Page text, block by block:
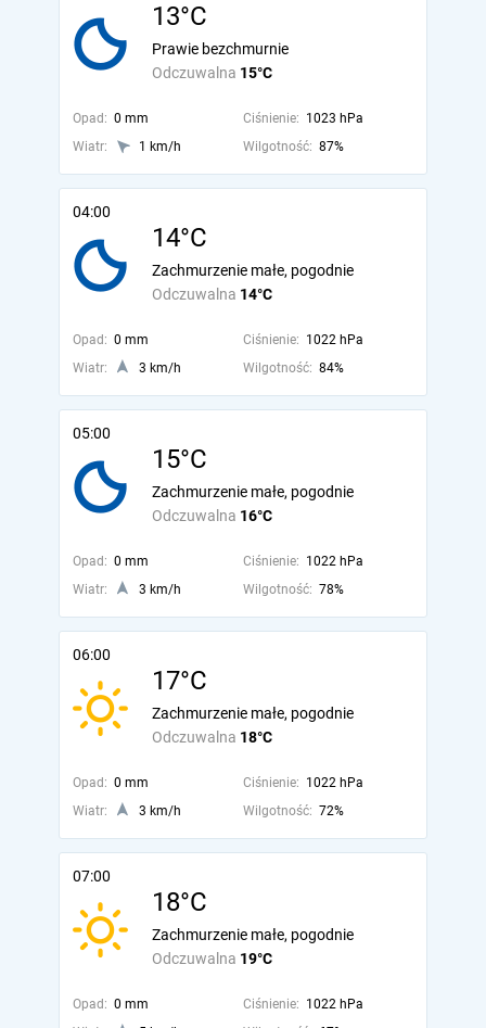
13°C
Odczuwalna 15°C
Prawie bezchmurnie
Opad: 0 mm Ciśnienie: 1023 hPa
Wiatr:
1 km/h Wilgotność: 87%
04:00
14°C
Odczuwalna 14°C
Zachmurzenie małe, pogodnie
Opad: 0 mm Ciśnienie: 1022 hPa
Wiatr:
3 km/h Wilgotność: 84%
05:00
15°C
Odczuwalna 16°C
Zachmurzenie małe, pogodnie
Opad: 0 mm Ciśnienie: 1022 hPa
Wiatr:
3 km/h Wilgotność: 78%
06:00
17°C
Odczuwalna 18°C
Zachmurzenie małe, pogodnie
Opad: 0 mm Ciśnienie: 1022 hPa
Wiatr:
3 km/h Wilgotność: 72%
07:00
18°C
Odczuwalna 19°C
Zachmurzenie małe, pogodnie
Opad: 0 mm Ciśnienie: 1022 hPa